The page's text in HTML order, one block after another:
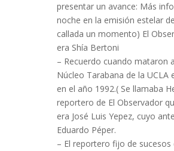
presentar un avance: Más
noche en la emisión estelar
callada un momento) El
era Shía Bertoni
– Recuerdo cuando mataron
Núcleo Tarabana de la UCLA
en el año 1992.( Se llamaba
reportero de El Observador
era José Luis Yepez, cuyo
Eduardo Péper.
– El reportero fijo de sucesos